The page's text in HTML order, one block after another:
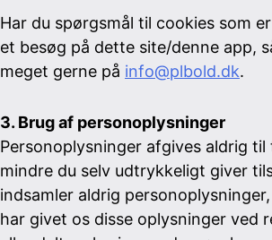
Har du spørgsmål til cookies som
et besøg på dette site/denne app,
meget gerne på info@plbold.dk.
3. Brug af personoplysninger
Personoplysninger afgives aldrig
mindre du selv udtrykkeligt giver
indsamler aldrig
har givet os disse oplysninger ved